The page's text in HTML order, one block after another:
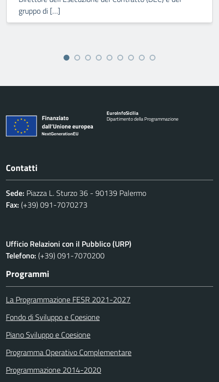
gruppo di […]
EuroInfoSicilia
Dipartimento della Programmazione
Contatti
Sede: Piazza L. Sturzo 36 - 90139 Palermo
Fax: (+39) 091-7070273
Ufficio Relazioni con il Pubblico (URP)
Telefono: (+39) 091-7070200
Programmi
La Programmazione FESR 2021-2027
Fondo di Sviluppo e Coesione
Piano Sviluppo e Coesione
Programma Operativo Complementare
Programmazione 2014-2020